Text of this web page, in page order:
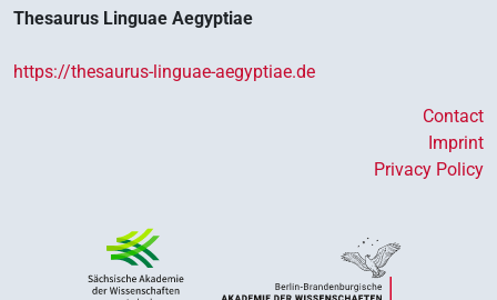
Thesaurus Linguae Aegyptiae
https://thesaurus-linguae-aegyptiae.de
Contact
Imprint
Privacy Policy